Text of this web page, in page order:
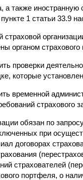
а также
1 статьи 33.9
органом страхового
проверки
которые
временной
страхового
обязан по
при
договорах
страхователей
портфеля, о